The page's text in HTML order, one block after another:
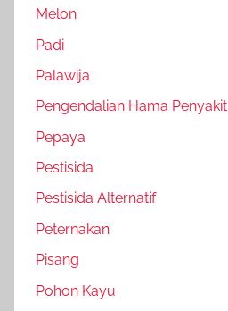
Melon
Padi
Palawija
Pengendalian Hama Penyakit
Pepaya
Pestisida
Pestisida Alternatif
Peternakan
Pisang
Pohon Kayu